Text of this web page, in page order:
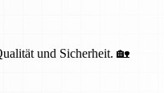
und Sicherheit. 🏡